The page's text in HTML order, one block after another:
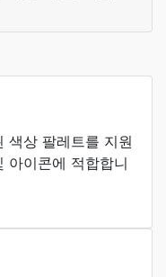
색상 팔레트를 지원
아이콘에 적합합니